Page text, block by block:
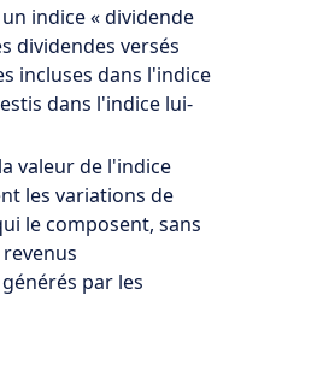
indice « dividende
dividendes versés
incluses dans l'indice
dans l'indice lui-
valeur de l'indice
les variations de
le composent, sans
par les